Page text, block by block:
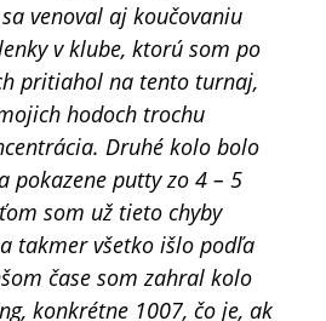
venoval aj koučovaniu
v klube, ktorú som po
pritiahol na tento turnaj,
hodoch trochu
Druhé kolo bolo
pokazene putty zo 4 – 5
som už tieto chyby
takmer všetko išlo podľa
čase som zahral kolo
konkrétne 1007, čo je, ak